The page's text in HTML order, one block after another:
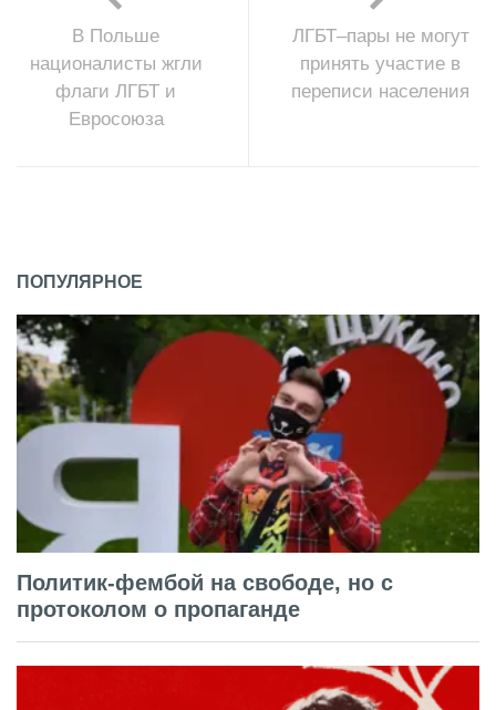
В Польше
националисты жгли
флаги ЛГБТ и
Евросоюза
ЛГБТ–пары не могут
принять участие в
переписи населения
ПОПУЛЯРНОЕ
Политик-фембой на свободе, но с
протоколом о пропаганде